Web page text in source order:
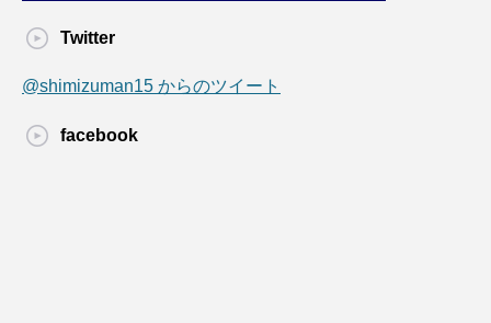
Twitter
@shimizuman15 からのツイート
facebook